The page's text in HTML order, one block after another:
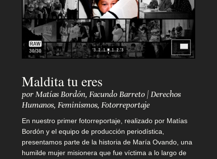
s
t
a
C
a
f
e
Maldita tu eres
porMatías Bordón, Facundo Barreto|Derechos
Humanos, Feminismos, Fotorreportaje
En nuestro primer fotorreportaje, realizado por Matías
Bordón y el equipo de producción periodística,
presentamos parte de la historia de María Ovando, una
humilde mujer misionera que fue víctima a lo largo de